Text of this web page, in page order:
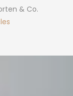
& Co.